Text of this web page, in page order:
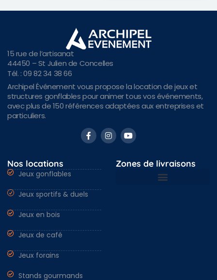
15 rue de l’artisanat
44450 – St Julien de Concelles
Tél. : 09 82 34 38 66
Archipel Événement vous propose la location de jeux et
structures gonflables pour animer tous vos événements,
avec plus de 150 références adaptées aux entreprises et
particuliers.
Nos locations
Jeux gonflables
Jeux sportifs & duels
Jeux en bois
Jeux de café
Jeux forains
Stands gourmands
Zones de livraisons